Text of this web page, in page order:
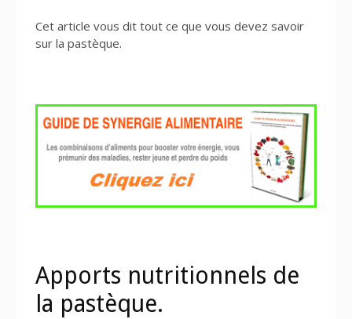
Cet article vous dit tout ce que vous devez savoir
sur la pastèque.
Apports nutritionnels de
la pastèque.